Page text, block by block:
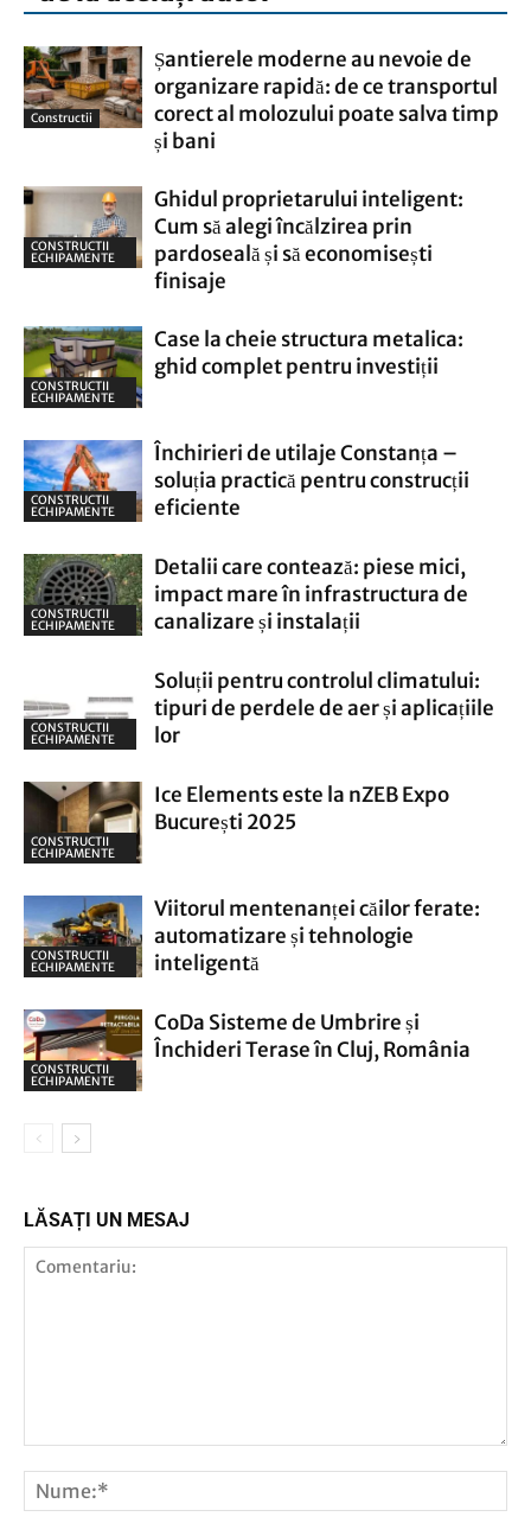
Constructii
Șantierele moderne au nevoie de
organizare rapidă: de ce transportul
corect al molozului poate salva timp
și bani
CONSTRUCTII
ECHIPAMENTE
Ghidul proprietarului inteligent:
Cum să alegi încălzirea prin
pardoseală și să economisești
finisaje
CONSTRUCTII
ECHIPAMENTE
Case la cheie structura metalica:
ghid complet pentru investiții
CONSTRUCTII
ECHIPAMENTE
Închirieri de utilaje Constanța –
soluția practică pentru construcții
eficiente
CONSTRUCTII
ECHIPAMENTE
Detalii care contează: piese mici,
impact mare în infrastructura de
canalizare și instalații
CONSTRUCTII
ECHIPAMENTE
Soluții pentru controlul climatului:
tipuri de perdele de aer și aplicațiile
lor
CONSTRUCTII
ECHIPAMENTE
Ice Elements este la nZEB Expo
București 2025
CONSTRUCTII
ECHIPAMENTE
Viitorul mentenanței căilor ferate:
automatizare și tehnologie
inteligentă
CONSTRUCTII
ECHIPAMENTE
CoDa Sisteme de Umbrire și
Închideri Terase în Cluj, România
LĂSAȚI UN MESAJ